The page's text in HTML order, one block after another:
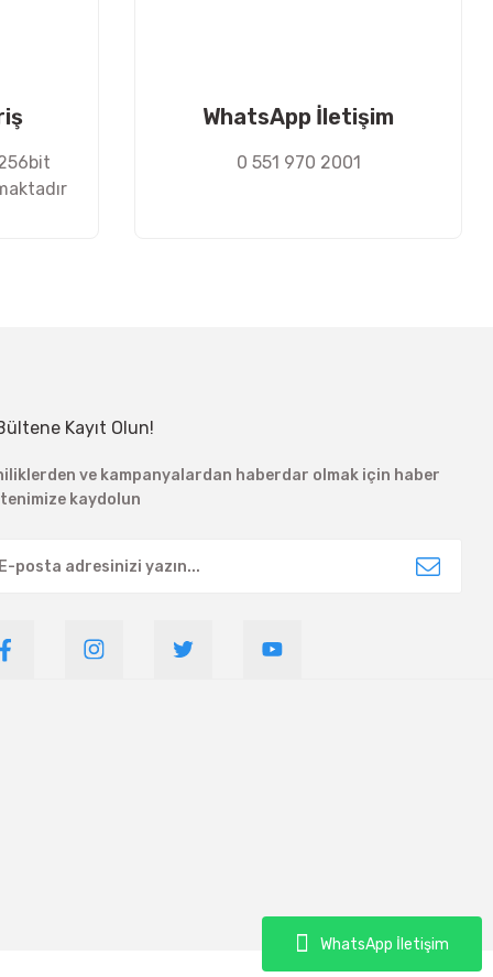
WhatsApp İletişim
WhatsApp İletişim
0 551 970 2001
Kayıt Olun!
ve kampanyalardan haberdar olmak için haber
kaydolun